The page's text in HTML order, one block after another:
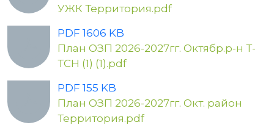
УЖК Территория.pdf
PDF 1606 KB
План ОЗП 2026-2027гг. Октябр.р-н Т-
ТСН (1) (1).pdf
PDF 155 KB
План ОЗП 2026-2027гг. Окт. район
Территория.pdf